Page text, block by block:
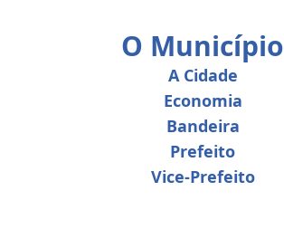
O Município
A Cidade
Economia
Bandeira
Prefeito
Vice-Prefeito